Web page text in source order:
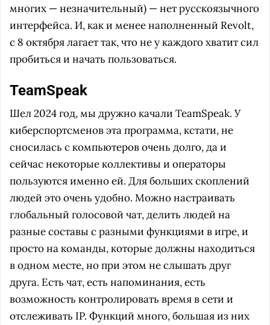
многих — незначительный) — нет русскоязычного
интерфейса. И, как и менее наполненный Revolt,
с 8 октября лагает так, что не у каждого хватит сил
пробиться и начать пользоваться.
TeamSpeak
Шел 2024 год, мы дружно качали TeamSpeak. У
киберспортсменов эта программа, кстати, не
сносилась с компьютеров очень долго, да и
сейчас некоторые коллективы и операторы
пользуются именно ей. Для больших скоплений
людей это очень удобно. Можно настраивать
глобальный голосовой чат, делить людей на
разные составы с разными функциями в игре, и
просто на команды, которые должны находиться
в одном месте, но при этом не слышать друг
друга. Есть чат, есть напоминания, есть
возможность контролировать время в сети и
отслеживать IP. Функций много, большая из них